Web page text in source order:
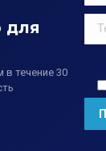
для
в течение 30